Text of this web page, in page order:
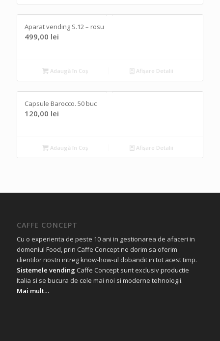
Aparat vending S.12 – rosu
499,00 lei
Adaugă în Coș Afișare Detalii
Capsule Barocco. 50 buc
120,00 lei
Adaugă în Coș Afișare Detalii
CAFFE CONCEPT
Cu o experienta de peste 10 ani in gestionarea de afaceri in
domeniul Food, prin Caffe Concept ne dorim sa oferim
clientilor nostri intreg know-how-ul dobandit in tot acest timp.
Sistemele vending Caffe Concept sunt exclusiv productie
Italia si se bucura de cele mai noi si moderne tehnologii.
Mai mult…